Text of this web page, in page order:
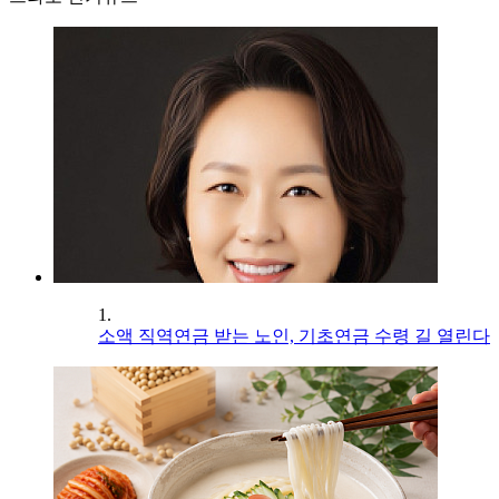
1.
소액 직역연금 받는 노인, 기초연금 수령 길 열린다